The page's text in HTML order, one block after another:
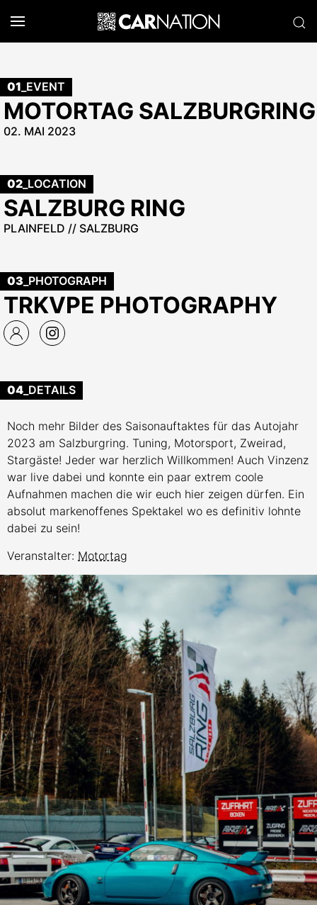
01 _EVENT
MOTORTAG SALZBURGRING
02. MAI 2023
02 _LOCATION
SALZBURG RING
PLAINFELD // SALZBURG
03 _PHOTOGRAPH
TRKVPE PHOTOGRAPHY
04 _DETAILS
Noch mehr Bilder des Saisonauftaktes für das Autojahr
2023 am Salzburgring. Tuning, Motorsport, Zweirad,
Stargäste! Jeder war herzlich Willkommen! Auch Vinzenz
war live dabei und konnte ein paar extrem coole
Aufnahmen machen die wir euch hier zeigen dürfen. Ein
absolut markenoffenes Spektakel wo es definitiv lohnte
dabei zu sein!
Veranstalter: Motortag